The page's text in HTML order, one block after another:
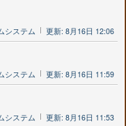
システム 更新: 8月16日 12:06
システム 更新: 8月16日 11:59
システム 更新: 8月16日 11:53